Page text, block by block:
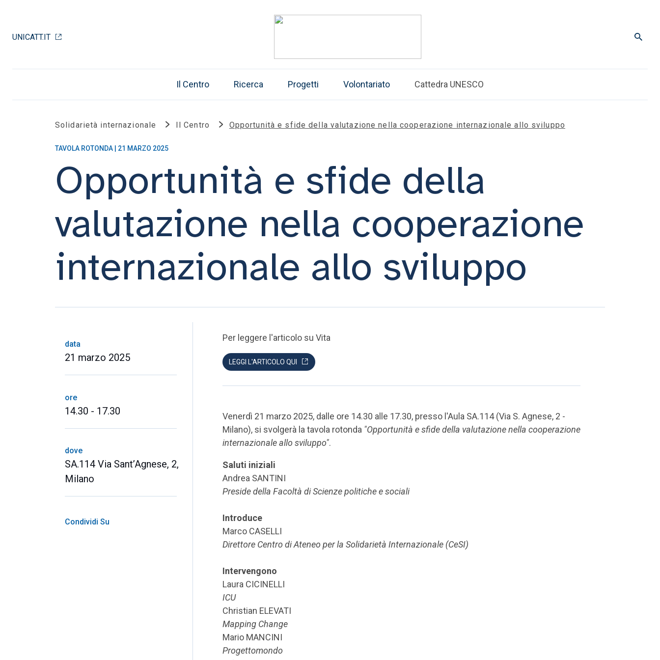
UNICATT.IT
Il Centro Ricerca Progetti Volontariato Cattedra UNESCO
Solidarietà internazionale Il Centro Opportunità e sfide della valutazione nella cooperazione internazionale allo sviluppo
TAVOLA ROTONDA | 21 MARZO 2025
Opportunità e sfide della
valutazione nella cooperazione
internazionale allo sviluppo
data
21 marzo 2025
ore
14.30 - 17.30
dove
SA.114 Via Sant’Agnese, 2,
Milano
Condividi Su
Per leggere l'articolo su Vita
LEGGI L'ARTICOLO QUI
Venerdì 21 marzo 2025, dalle ore 14.30 alle 17.30, presso l'Aula SA.114 (Via S. Agnese, 2 -
Milano), si svolgerà la tavola rotonda "Opportunità e sfide della valutazione nella cooperazione
internazionale allo sviluppo".
Saluti iniziali
Andrea SANTINI
Preside della Facoltà di Scienze politiche e sociali
Introduce
Marco CASELLI
Direttore Centro di Ateneo per la Solidarietà Internazionale (CeSI)
Intervengono
Laura CICINELLI
ICU
Christian ELEVATI
Mapping Change
Mario MANCINI
Progettomondo